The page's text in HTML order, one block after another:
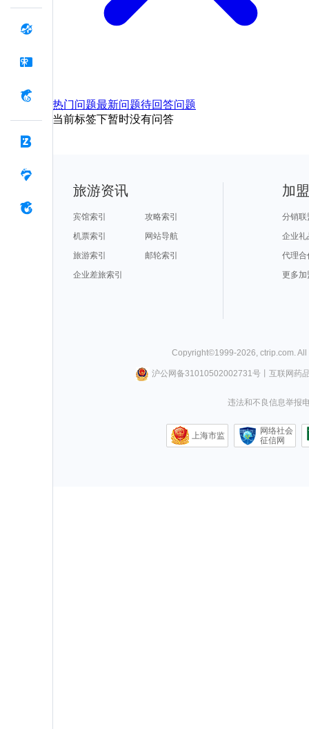
热门问题最新问题待回答问题
当前标签下暂时没有问答
旅游资讯
宾馆索引
攻略索引
机票索引
网站导航
旅游索引
邮轮索引
企业差旅索引
加
分销联
企业礼
代理合
更多加
Copyright©1999-2026, ctrip.com.
沪公网备31010502002731号丨 互联网药
违法和不良信息举报
上海市监
网络社会
征信网